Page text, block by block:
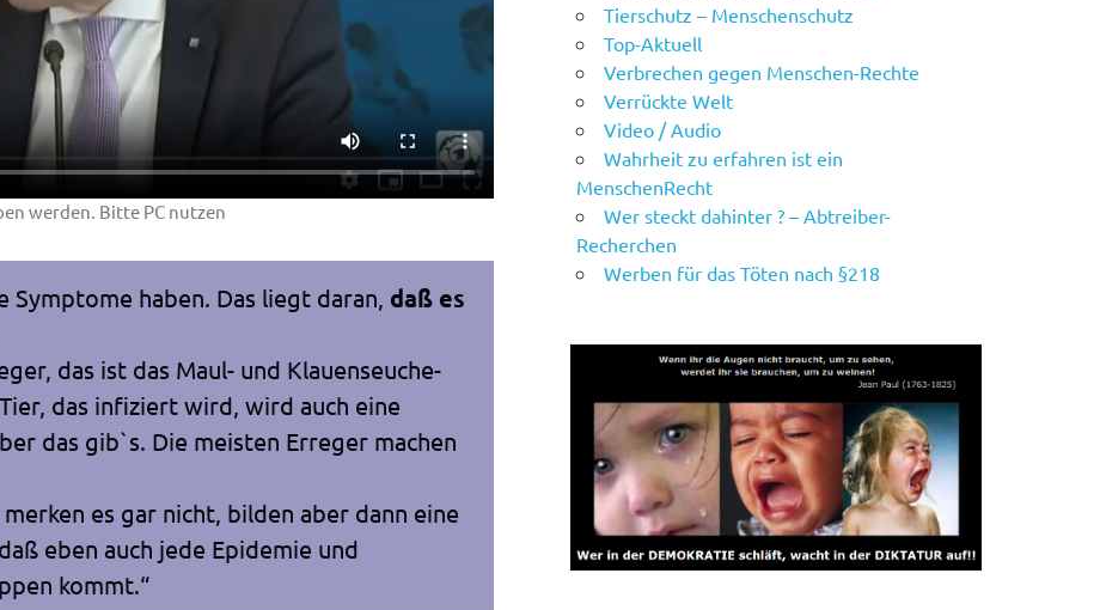
werden. Bitte PC nutzen
Symptome haben. Das liegt daran, daß es
das ist das Maul- und Klauenseuche-
das infiziert wird, wird auch eine
das gib`s. Die meisten Erreger machen
es gar nicht, bilden aber dann eine
eben auch jede Epidemie und
kommt.“
Tierschutz – Menschenschutz
Top-Aktuell
Verbrechen gegen Menschen-Rechte
Verrückte Welt
Video / Audio
Wahrheit zu erfahren ist ein
MenschenRecht
Wer steckt dahinter ? – Abtreiber-
Recherchen
Werben für das Töten nach §218